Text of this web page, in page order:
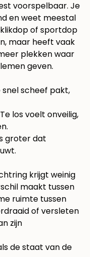
voorspelbaar. Je
en weet meestal
of sportdop
maar heeft vaak
plekken waar
geven.
snel scheef pakt,
Te los voelt onveilig,
groter dat
krijgt weinig
maakt tussen
ruimte tussen
of versleten
zijn
de staat van de